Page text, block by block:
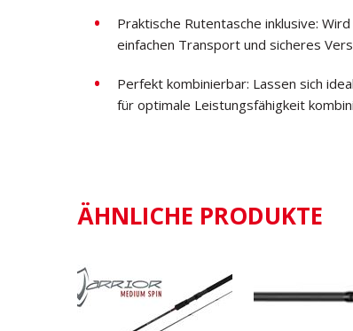
Praktische Rutentasche inklusive:
einfachen Transport und sicheres
Perfekt kombinierbar: Lassen sich
für optimale Leistungsfähigkeit
ÄHNLICHE PRODUKTE